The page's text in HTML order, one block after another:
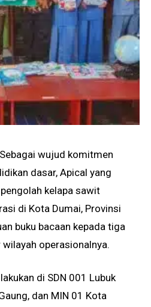
wujud komitmen
dasar, Apical yang
kelapa sawit
di Kota Dumai, Provinsi
buku bacaan kepada tiga
operasionalnya.
di SDN 001 Lubuk
dan MIN 01 Kota